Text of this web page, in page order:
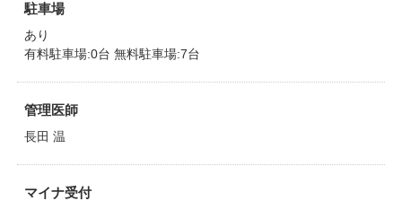
駐車場
あり
有料駐車場:0台 無料駐車場:7台
管理医師
長田 温
マイナ受付